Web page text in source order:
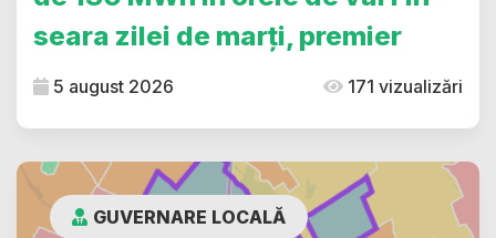
seara zilei de marți, premier
5 august 2026 171 vizualizări
GUVERNARE LOCALĂ